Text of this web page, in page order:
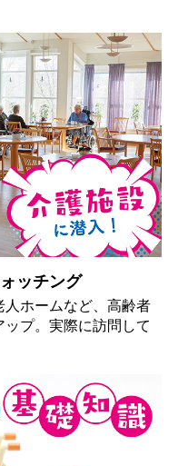
ッチング
ホームなど、高齢者
プ。実際に訪問して